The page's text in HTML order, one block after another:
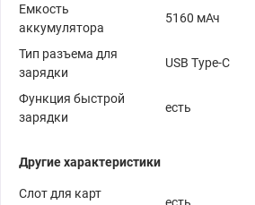
Емкость
аккумулятора
5160 мАч
Тип разъема для
зарядки
USB Type-C
Функция быстрой
зарядки
есть
Другие характеристики
Слот для карт
есть